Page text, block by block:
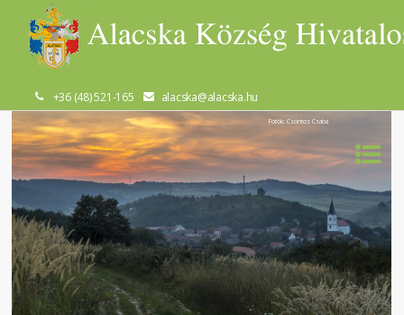
+36 (48) 521-165 alacska@alacska.hu
Fotók: Csontos Csaba